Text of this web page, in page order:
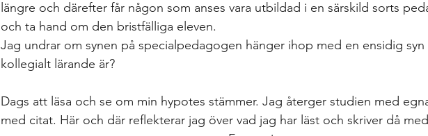
längre och därefter får någon som anses vara utbildad i en särskild sorts
och ta hand om den bristfälliga eleven.
Jag undrar om synen på specialpedagogen hänger ihop med en ensidig
kollegialt lärande är?
Dags att läsa och se om min hypotes stämmer. Jag återger studien med
med citat. Här och där reflekterar jag över vad jag har läst och skriver då